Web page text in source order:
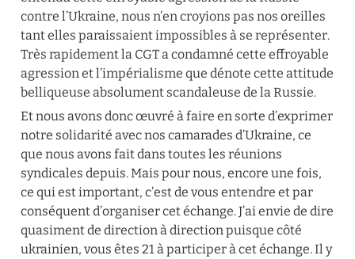
contre l’Ukraine, nous n’en croyions pas nos oreilles
tant elles paraissaient impossibles à se représenter.
Très rapidement la CGT a condamné cette effroyable
agression et l’impérialisme que dénote cette attitude
belliqueuse absolument scandaleuse de la Russie.
Et nous avons donc œuvré à faire en sorte d’exprimer
notre solidarité avec nos camarades d’Ukraine, ce
que nous avons fait dans toutes les réunions
syndicales depuis. Mais pour nous, encore une fois,
ce qui est important, c’est de vous entendre et par
conséquent d’organiser cet échange. J’ai envie de dire
quasiment de direction à direction puisque côté
ukrainien, vous êtes 21 à participer à cet échange. Il y